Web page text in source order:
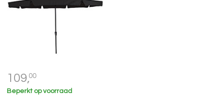
109,00
Beperkt op voorraad